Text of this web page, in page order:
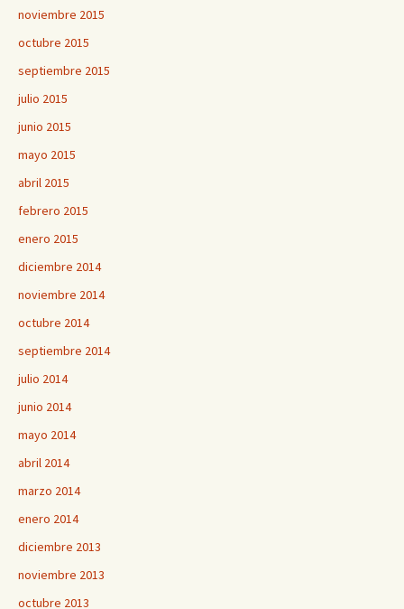
noviembre 2015
octubre 2015
septiembre 2015
julio 2015
junio 2015
mayo 2015
abril 2015
febrero 2015
enero 2015
diciembre 2014
noviembre 2014
octubre 2014
septiembre 2014
julio 2014
junio 2014
mayo 2014
abril 2014
marzo 2014
enero 2014
diciembre 2013
noviembre 2013
octubre 2013